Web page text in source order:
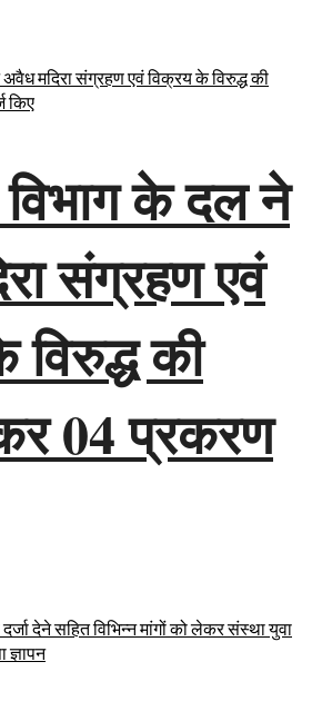
के दल ने
संग्रहण एवं
की
कर 04 प्रकरण